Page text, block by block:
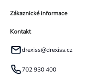
Zákaznické informace
Kontakt
drexiss@drexiss.cz
702 930 400